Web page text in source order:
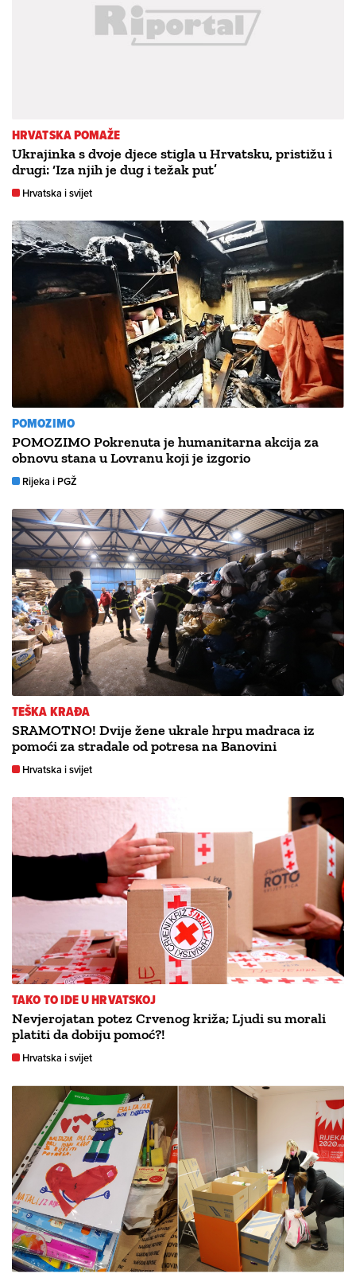
HRVATSKA POMAŽE
Ukrajinka s dvoje djece stigla u Hrvatsku, pristižu i
drugi: ‘Iza njih je dug i težak put’
Hrvatska i svijet
POMOZIMO
POMOZIMO Pokrenuta je humanitarna akcija za
obnovu stana u Lovranu koji je izgorio
Rijeka i PGŽ
TEŠKA KRAĐA
SRAMOTNO! Dvije žene ukrale hrpu madraca iz
pomoći za stradale od potresa na Banovini
Hrvatska i svijet
TAKO TO IDE U HRVATSKOJ
Nevjerojatan potez Crvenog križa; Ljudi su morali
platiti da dobiju pomoć?!
Hrvatska i svijet